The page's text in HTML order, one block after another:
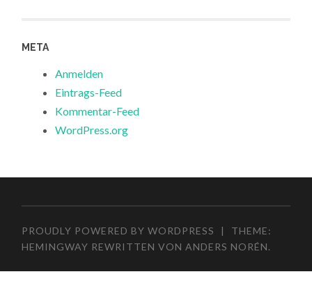
META
Anmelden
Eintrags-Feed
Kommentar-Feed
WordPress.org
PROUDLY POWERED BY WORDPRESS |
THEME:
HEMINGWAY REWRITTEN VONANDERS NORÉN.